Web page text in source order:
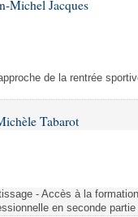
Michel Jacques
de la rentrée
Tabarot
- Accès à la
en seconde partie